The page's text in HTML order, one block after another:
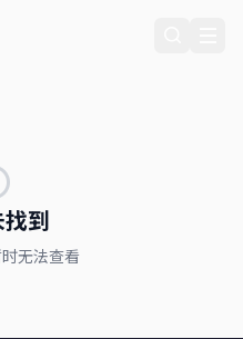
到
无法查看